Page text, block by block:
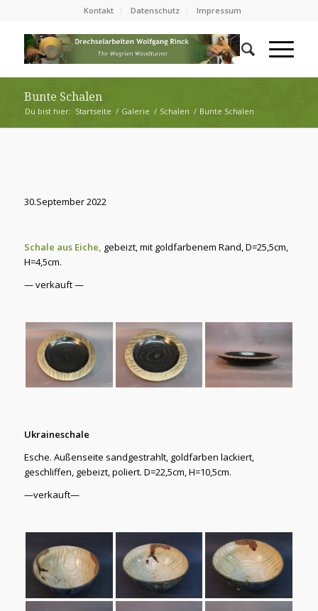
Kontakt Datenschutz Impressum
Bunte Schalen
Du bist hier: Startseite / Galerie / Schalen / Bunte Schalen
30.September 2022
Schale aus Eiche, gebeizt, mit goldfarbenem Rand, D=25,5cm,
H=4,5cm.
— verkauft —
Ukraineschale
Esche. Außenseite sandgestrahlt, goldfarben lackiert,
geschliffen, gebeizt, poliert. D=22,5cm, H=10,5cm.
—verkauft—